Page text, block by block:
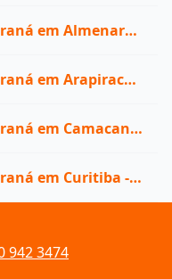
em Almenara -
em Arapiraca -
em Camacan -
em Curitiba -
942 3474